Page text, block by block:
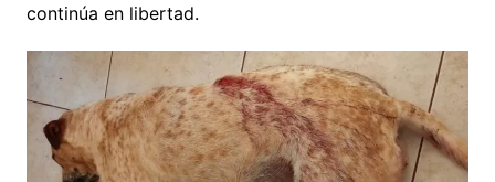
continúa en libertad.